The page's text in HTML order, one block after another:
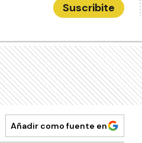
Suscribite
Añadir como fuente en